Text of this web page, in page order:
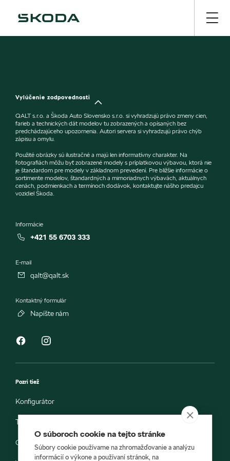
Vylúčenie zodpovednosti
QALT s.r.o. a Škoda Auto Slovensko s.r.o. si vyhradzujú právo zmeny cien,
farieb a technických dát modelov tu zobrazených a opísaných bez
predchádzajúceho upozornenia. Autori servera si vyhradzujú právo chýb
zápisu a omylu.
Použité obrázky sú ilustračné a majú len informatívny charakter. Na
fotografiách môžu byť zobrazené modely s príplatkovou výbavou, ktorá nie
je štandardom pre modely v základnom prevedení. Pre bližšie informácie o
sortimente modelov, štandardných a mimoriadnych výbavách, aktuálnych
cenách, podmienkach a termínoch dodávok, kontaktujte nášho predajcu
vozidiel Škoda.
Informácie
+421 55 6703 333
E-mail
qalt@qalt.sk
Kontaktný formulár
Napíšte nám
Pozri tiež
Konfigurátor
Testovacia jazda
Objednávka do servisu
O súboroch cookie na tejto stránke
Súbory cookie používame na zhromažďovanie a analýzu
informácií o výkone a používaní stránok, na